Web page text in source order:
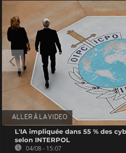
ALLER À LA VIDEO
L'IA impliquée dans 55 % des
selon INTERPOL
04/08 - 15:07